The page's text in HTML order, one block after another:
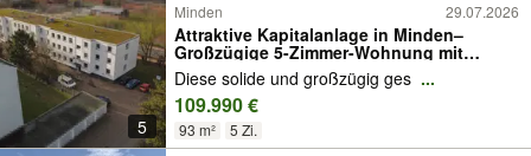
5
Minden 29.07.2026
Attraktive Kapitalanlage in Minden–
Großzügige 5-Zimmer-Wohnung mit
Balkon & Entwicklungspotenzial
Diese solide und großzügig ges ...
109.990 €
93 m² 5 Zi.